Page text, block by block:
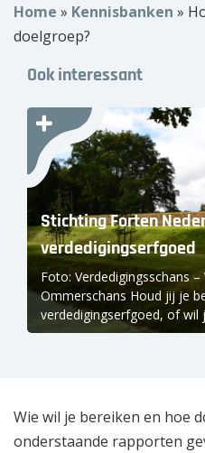
Onze
Zoek
naar:
Home » Kennisbanken »
doelgroep?
Ook interessant
Stichting Forten
verdedigingserfgoed
Foto: Verdedigingsschans –
Ommerschans Houd jij je
verdedigingserfgoed, of wil
Wie wil je bereiken en hoe
onderstaande rapporten